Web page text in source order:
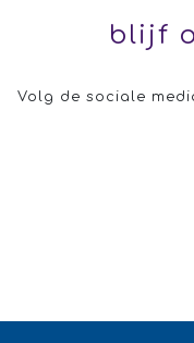
blijf
Volg de sociale